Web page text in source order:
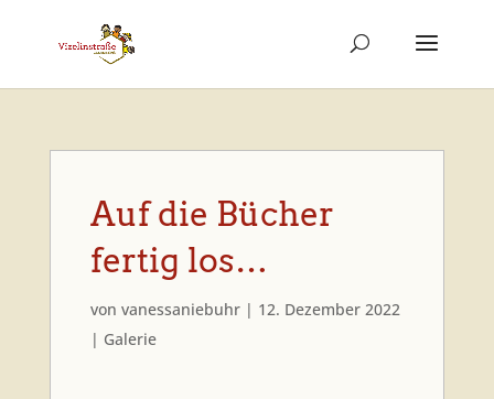
Auf die Bücher
fertig los…
von vanessaniebuhr| 12. Dezember 2022
| Galerie